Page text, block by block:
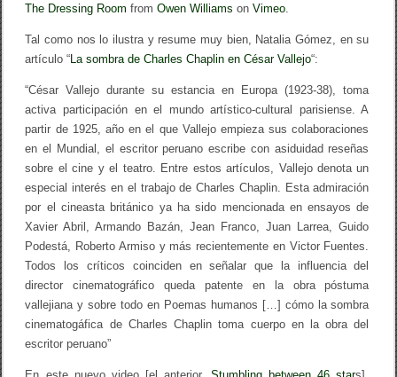
The Dressing Room fromOwen Williams onVimeo
Tal como nos lo ilustra y resume muy bien, Natalia Gómez, en su
artículo “La sombra de Charles Chaplin en César Vallejo“:
“César Vallejo durante su estancia en Europa (1923-38), toma
activa participación en el mundo artístico-cultural parisiense. A
partir de 1925, año en el que Vallejo empieza sus colaboraciones
en el Mundial, el escritor peruano escribe con asiduidad reseñas
sobre el cine y el teatro. Entre estos artículos, Vallejo denota un
especial interés en el trabajo de Charles Chaplin. Esta admiración
por el cineasta británico ya ha sido mencionada en ensayos de
Xavier Abril, Armando Bazán, Jean Franco, Juan Larrea, Guido
Podestá, Roberto Armiso y más recientemente en Victor Fuentes.
Todos los críticos coinciden en señalar que la influencia del
director cinematográfico queda patente en la obra póstuma
vallejiana y sobre todo en Poemas humanos […] cómo la sombra
cinematogáfica de Charles Chaplin toma cuerpo en la obra del
escritor peruano”